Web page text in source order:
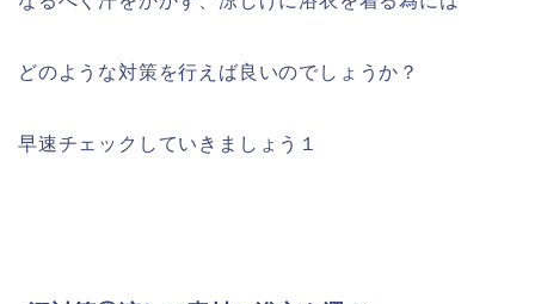
どのような対策を行えば良いのでしょうか？
早速チェックしていきましょう１